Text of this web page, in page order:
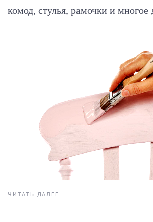
комод, стулья, рамочки и многое
ЧИТАТЬ ДАЛЕЕ